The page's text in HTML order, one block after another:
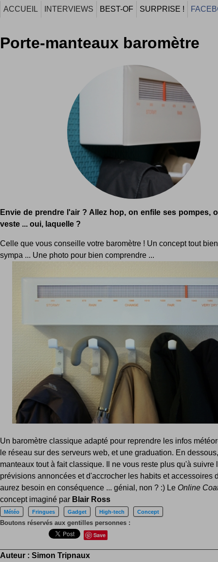
ACCUEIL INTERVIEWS BEST-OF SURPRISE !
Porte-manteaux baromètre
Envie de prendre l'air ? Allez hop, on enfile ses pompes,
veste ... oui, laquelle ?
Celle que vous conseille votre baromètre ! Un concept tout
sympa ... Une photo pour bien comprendre ...
Un baromètre classique adapté pour reprendre les infos
le réseau sur des serveurs web, et une graduation. En
manteaux tout à fait classique. Il ne vous reste plus qu'à suivre
prévisions annoncées et d'accrocher les habits et accessoires
aurez besoin en conséquence ... génial, non ? :) Le Online
concept imaginé par Blair Ross
Météo Fringues Gadget High-tech Concept
Boutons réservés aux gentilles personnes :
Save
Auteur : Simon Tripnaux